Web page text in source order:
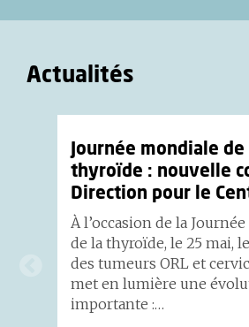
Actualités
Journée mondiale de
thyroïde : nouvelle
Direction pour le
À l’occasion de la
de la thyroïde, le 25 mai,
des tumeurs ORL et
met en lumière une
importante :…